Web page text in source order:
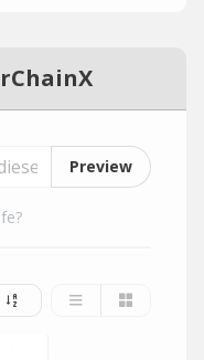
Preview